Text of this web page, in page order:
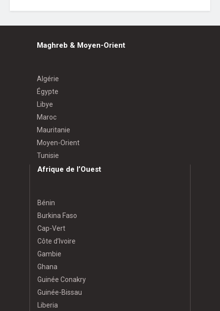
Maghreb & Moyen-Orient
Algérie
Égypte
Libye
Maroc
Mauritanie
Moyen-Orient
Tunisie
Afrique de l’Ouest
Bénin
Burkina Faso
Cap-Vert
Côte d’Ivoire
Gambie
Ghana
Guinée Conakry
Guinée-Bissau
Liberia